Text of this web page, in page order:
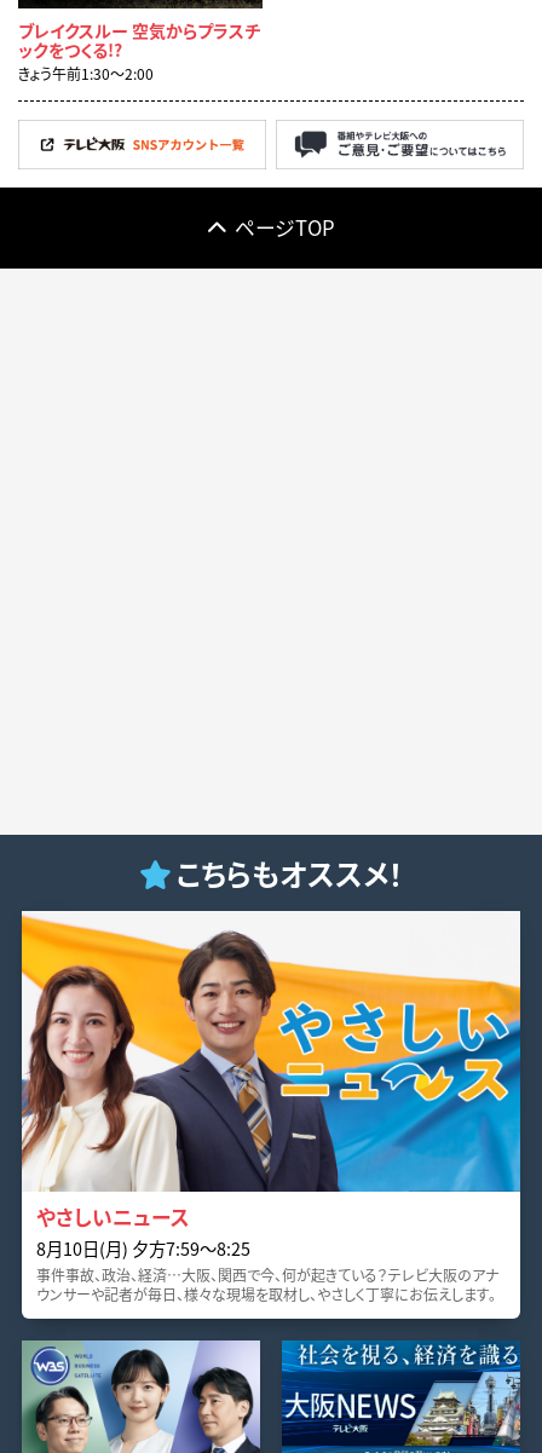
ブレイクスルー 空気からプラスチ
ックをつくる!?
きょう午前1:30〜2:00
ページTOP
こちらもオススメ！
やさしいニュース
8月10日(月) 夕方7:59〜8:25
事件事故、政治、経済…大阪、関西で今、何が起きている？テレビ大阪のアナ
ウンサーや記者が毎日、様々な現場を取材し、やさしく丁寧にお伝えします。